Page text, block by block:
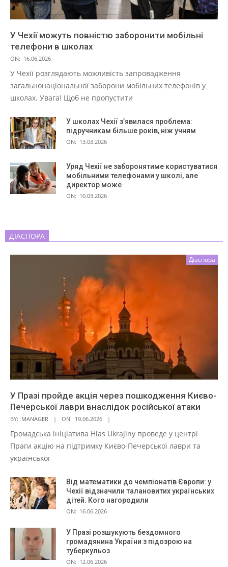
У Чехії можуть повністю заборонити мобільні
телефони в школах
ON: 16.06.2026
У Чехії розглядають можливість запровадження
загальнонаціональної заборони мобільних телефонів у
школах. Увага! Щоб не пропустити
У школах Чехії з’явилася проблема:
підручникам більше років, ніж учням
ON: 13.03.2026
Уряд Чехії не заборонятиме користуватися
мобільними телефонами у школі, але
директор може
ON: 10.03.2026
ДІАСПОРА
Діаспора
У Празі пройде акція через пошкодження Києво-
Печерської лаври внаслідок російської атаки
BY: MANAGER ON: 19.06.2026
Громадська ініціатива Hlas Ukrajiny проведе у центрі
Праги акцію на підтримку Києво-Печерської лаври та
української
Від математики до чемпіонатів Європи: у
Чехії відзначили талановитих українських
дітей. Кого нагородили
ON: 16.06.2026
У Празі розшукують бездомного
громадянина України з підозрою на
туберкульоз
ON: 12.06.2026